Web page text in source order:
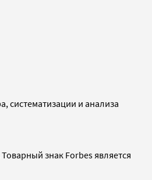
систематизации и анализа
знак Forbes является